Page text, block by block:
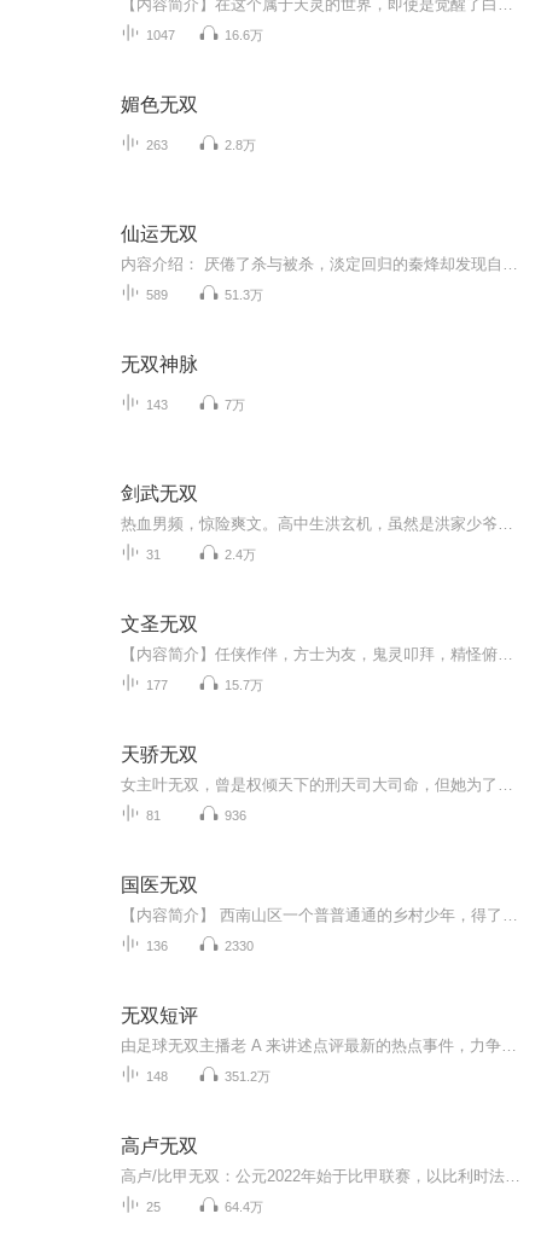
1047 16.6万
媚色无双
263 2.8万
仙运无双
589 51.3万
无双神脉
143 7万
剑武无双
31 2.4万
文圣无双
177 15.7万
天骄无双
81 936
国医无双
136 2330
无双短评
148 351.2万
高卢无双
25 64.4万